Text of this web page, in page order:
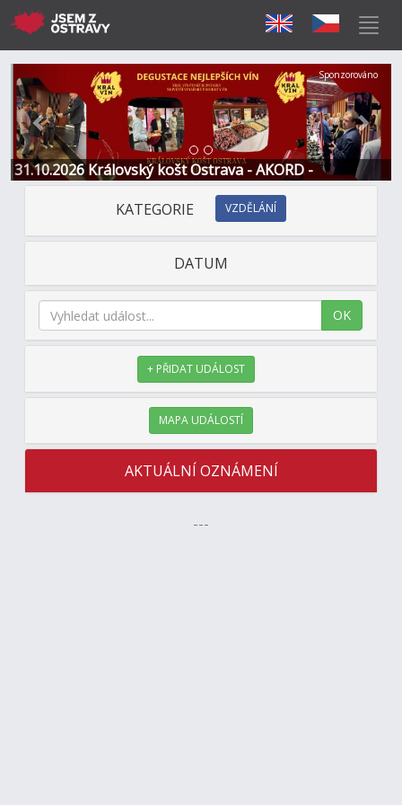
31.10.2026 Královský košt Ostrava - AKORD -
Restaurace a Hotel
Předchozí Další
Sponzorováno
KATEGORIE VZDĚLÁNÍ
DATUM
OK
+ PŘIDAT UDÁLOST
MAPA UDÁLOSTÍ
AKTUÁLNÍ OZNÁMENÍ
---